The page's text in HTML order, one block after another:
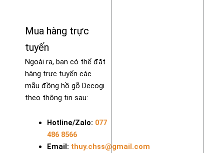
Mua hàng trực
tuyến
Ngoài ra, bạn có thể đặt
hàng trực tuyến các
mẫu đồng hồ gỗ Decogi
theo thông tin sau:
Hotline/Zalo: 077
486 8566
Email: thuy.chss@gmail.com